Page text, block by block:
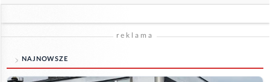
reklama
NAJNOWSZE